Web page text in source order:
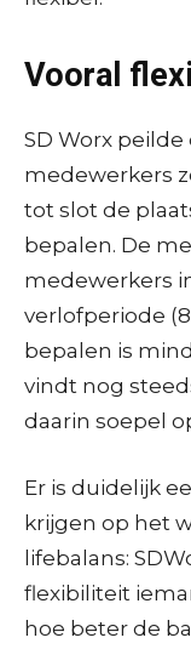
Vooral
SD Worx
medewerkers
tot slot de
bepalen. De
medewerkers
verlofperiode
bepalen is
vindt nog
daarin soepel
Er is duidelijk
krijgen op het
lifebalans:
flexibiliteit
hoe beter de